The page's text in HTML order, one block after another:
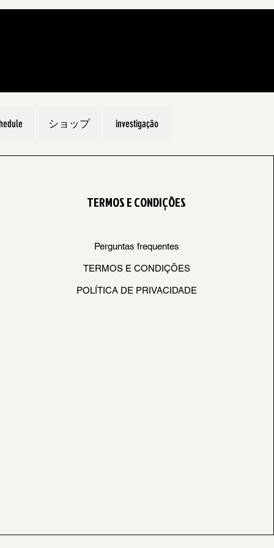
ショップ investigação
TERMOS E CONDIÇÕES
Perguntas frequentes
TERMOS E CONDIÇÕES
POLÍTICA DE PRIVACIDADE